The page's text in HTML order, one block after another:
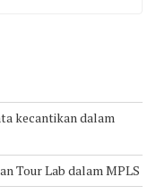
kecantikan dalam
Tour Lab dalam MPLS